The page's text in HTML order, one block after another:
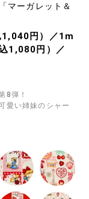
マーガレット＆
円）／1m
1,080円）／
8弾！
愛い姉妹のシャー